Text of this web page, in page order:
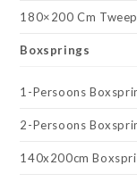
180×200 Cm
Boxsprings
1-Persoons
2-Persoons
140x200cm